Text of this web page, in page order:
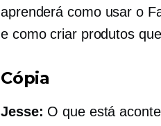
aprenderá como usar o
e como criar produtos
Cópia
Jesse: O que está